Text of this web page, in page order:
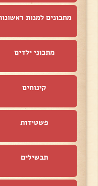
מתכונים למנות
מתכוני ילדים
קינוחים
פשטידות
תבשילים